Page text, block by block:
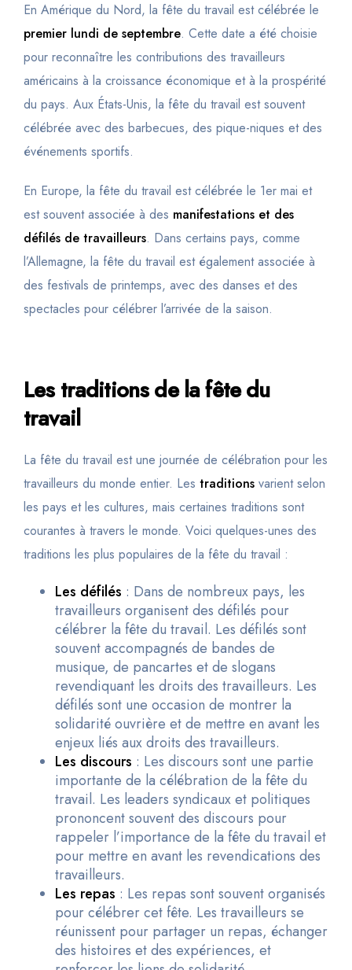
En Amérique du Nord, la fête du travail est célébrée le
premier lundi de septembre. Cette date a été choisie
pour reconnaître les contributions des travailleurs
américains à la croissance économique et à la prospérité
du pays. Aux États-Unis, la fête du travail est souvent
célébrée avec des barbecues, des pique-niques et des
événements sportifs.
En Europe, la fête du travail est célébrée le 1er mai et
est souvent associée à des manifestations et des
défilés de travailleurs. Dans certains pays, comme
l’Allemagne, la fête du travail est également associée à
des festivals de printemps, avec des danses et des
spectacles pour célébrer l’arrivée de la saison.
Les traditions de la fête du
travail
La fête du travail est une journée de célébration pour les
travailleurs du monde entier. Les traditions varient selon
les pays et les cultures, mais certaines traditions sont
courantes à travers le monde. Voici quelques-unes des
traditions les plus populaires de la fête du travail :
Les défilés : Dans de nombreux pays, les
travailleurs organisent des défilés pour
célébrer la fête du travail. Les défilés sont
souvent accompagnés de bandes de
musique, de pancartes et de slogans
revendiquant les droits des travailleurs. Les
défilés sont une occasion de montrer la
solidarité ouvrière et de mettre en avant les
enjeux liés aux droits des travailleurs.
Les discours : Les discours sont une partie
importante de la célébration de la fête du
travail. Les leaders syndicaux et politiques
prononcent souvent des discours pour
rappeler l’importance de la fête du travail et
pour mettre en avant les revendications des
travailleurs.
Les repas : Les repas sont souvent organisés
pour célébrer cet fête. Les travailleurs se
réunissent pour partager un repas, échanger
des histoires et des expériences, et